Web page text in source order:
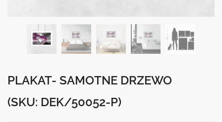
PLAKAT- SAMOTNE DRZEWO
(SKU: DEK/50052-P)